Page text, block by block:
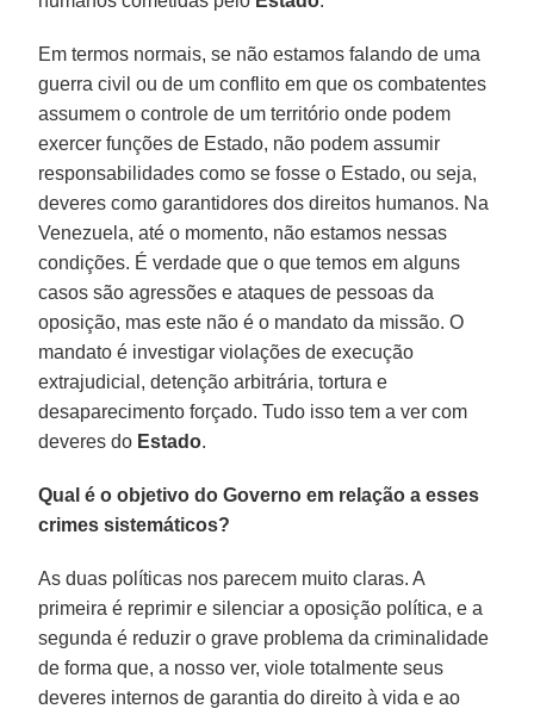
Em termos normais, se não estamos falando de uma
guerra civil ou de um conflito em que os combatentes
assumem o controle de um território onde podem
exercer funções de Estado, não podem assumir
responsabilidades como se fosse o Estado, ou seja,
deveres como garantidores dos direitos humanos. Na
Venezuela, até o momento, não estamos nessas
condições. É verdade que o que temos em alguns
casos são agressões e ataques de pessoas da
oposição, mas este não é o mandato da missão. O
mandato é investigar violações de execução
extrajudicial, detenção arbitrária, tortura e
desaparecimento forçado. Tudo isso tem a ver com
deveres do Estado.
Qual é o objetivo do Governo em relação a esses
crimes sistemáticos?
As duas políticas nos parecem muito claras. A
primeira é reprimir e silenciar a oposição política, e a
segunda é reduzir o grave problema da criminalidade
de forma que, a nosso ver, viole totalmente seus
deveres internos de garantia do direito à vida e ao